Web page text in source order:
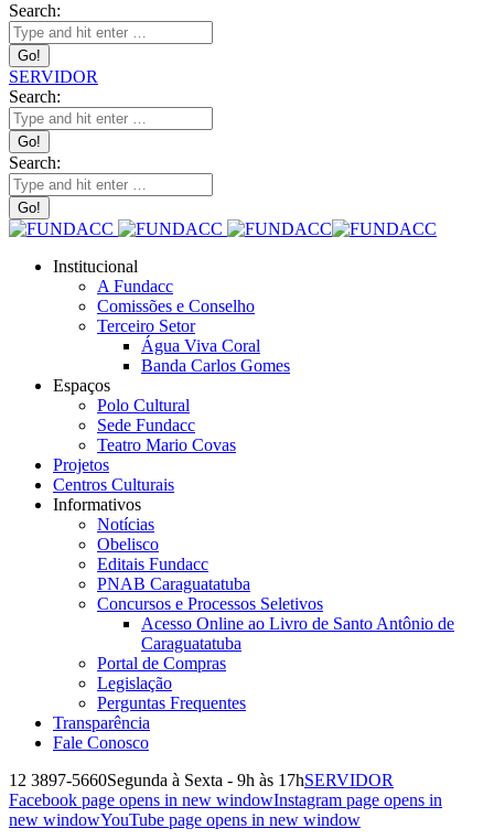
Search:
SERVIDOR
Search:
Search:
Institucional
A Fundacc
Comissões e Conselho
Terceiro Setor
Água Viva Coral
Banda Carlos Gomes
Espaços
Polo Cultural
Sede Fundacc
Teatro Mario Covas
Projetos
Centros Culturais
Informativos
Notícias
Obelisco
Editais Fundacc
PNAB Caraguatatuba
Concursos e Processos Seletivos
Acesso Online ao Livro de Santo Antônio de
Caraguatatuba
Portal de Compras
Legislação
Perguntas Frequentes
Transparência
Fale Conosco
12 3897-5660Segunda à Sexta - 9h às 17hSERVIDOR
Facebook page opens in new windowInstagram page opens in
new windowYouTube page opens in new window